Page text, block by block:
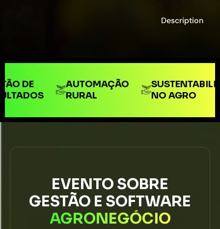
Description
AUTOMAÇÃO
RURAL
SUSTENTABILIDADE
NO AGRO
EVENTO SOBRE
GESTÃO E SOFTWARE
AGRONEGÓCIO